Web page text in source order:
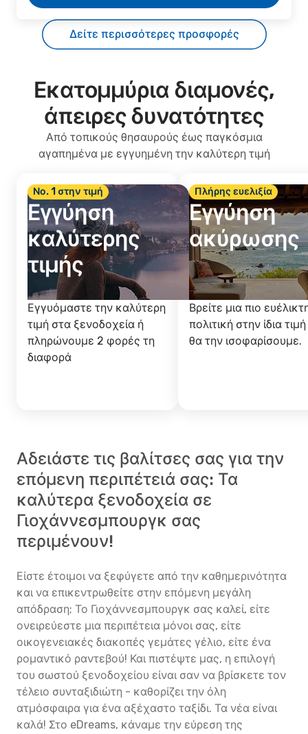
Δείτε περισσότερες προσφορές
Εκατομμύρια διαμονές,
άπειρες δυνατότητες
Από τοπικούς θησαυρούς έως παγκόσμια
αγαπημένα με εγγυημένη την καλύτερη τιμή
Νο. 1 στην τιμή
Εγγύηση
καλύτερης
τιμής
Εγγυόμαστε την καλύτερη
τιμή στα ξενοδοχεία ή
πληρώνουμε 2 φορές τη
διαφορά
Πλήρης ευελιξία
Εγγύηση
ακύρωσης
Βρείτε μια πιο
πολιτική στην ίδια
θα την ισοφαρίσουμε.
Αδειάστε τις βαλίτσες σας για την
επόμενη περιπέτειά σας: Τα
καλύτερα ξενοδοχεία σε
Γιοχάννεσμπουργκ σας
περιμένουν!
Είστε έτοιμοι να ξεφύγετε από την καθημερινότητα
και να επικεντρωθείτε στην επόμενη μεγάλη
απόδραση; Το Γιοχάννεσμπουργκ σας καλεί, είτε
ονειρεύεστε μια περιπέτεια μόνοι σας, είτε
οικογενειακές διακοπές γεμάτες γέλιο, είτε ένα
ρομαντικό ραντεβού! Και πιστέψτε μας, η επιλογή
του σωστού ξενοδοχείου είναι σαν να βρίσκετε τον
τέλειο συνταξιδιώτη - καθορίζει την όλη
ατμόσφαιρα για ένα αξέχαστο ταξίδι. Τα νέα είναι
καλά! Στο eDreams, κάναμε την εύρεση της